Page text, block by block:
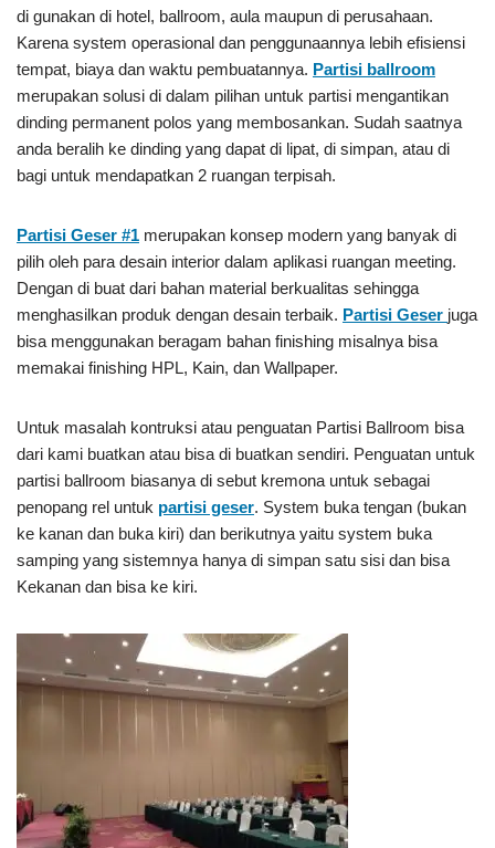
di gunakan di hotel, ballroom, aula maupun di perusahaan.
Karena system operasional dan penggunaannya lebih efisiensi
tempat, biaya dan waktu pembuatannya. Partisi ballroom
merupakan solusi di dalam pilihan untuk partisi mengantikan
dinding permanent polos yang membosankan. Sudah saatnya
anda beralih ke dinding yang dapat di lipat, di simpan, atau di
bagi untuk mendapatkan 2 ruangan terpisah.
Partisi Geser #1 merupakan konsep modern yang banyak di
pilih oleh para desain interior dalam aplikasi ruangan meeting.
Dengan di buat dari bahan material berkualitas sehingga
menghasilkan produk dengan desain terbaik. Partisi Geser juga
bisa menggunakan beragam bahan finishing misalnya bisa
memakai finishing HPL, Kain, dan Wallpaper.
Untuk masalah kontruksi atau penguatan Partisi Ballroom bisa
dari kami buatkan atau bisa di buatkan sendiri. Penguatan untuk
partisi ballroom biasanya di sebut kremona untuk sebagai
penopang rel untuk partisi geser. System buka tengan (bukan
ke kanan dan buka kiri) dan berikutnya yaitu system buka
samping yang sistemnya hanya di simpan satu sisi dan bisa
Kekanan dan bisa ke kiri.